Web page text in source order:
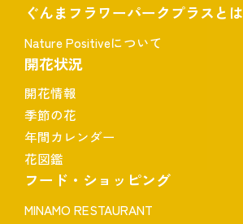
ぐんまフラワーパークプラスとは
Nature Positiveについて
開花状況
開花情報
季節の花
年間カレンダー
花図鑑
フード・ショッピング
MINAMO RESTAURANT